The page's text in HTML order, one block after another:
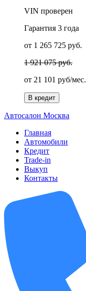
VIN проверен
Гарантия 3 года
от 1 265 725 руб.
1 921 075 руб.
от 21 101 руб/мес.
В кредит
Автосалон Москва
Главная
Автомобили
Кредит
Trade-in
Выкуп
Контакты